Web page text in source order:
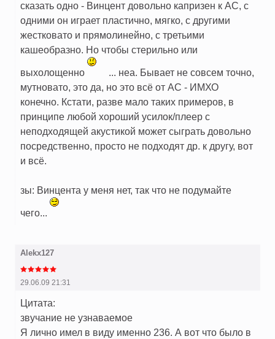
сказать одно - Винцент довольно капризен к АС, с
одними он играет пластично, мягко, с другими
жестковато и прямолинейно, с третьими
кашеобразно. Но чтобы стерильно или
выхолощенно
... неа. Бывает не совсем точно,
мутновато, это да, но это всё от АС - ИМХО
конечно. Кстати, разве мало таких примеров, в
принципе любой хороший усилок/плеер с
неподходящей акустикой может сыграть довольно
посредственно, просто не подходят др. к другу, вот
и всё.
зы: Винцента у меня нет, так что не подумайте
чего...
Alekx127
29.06.09 21:31
Цитата:
звучание не узнаваемое
Я лично имел в виду именно 236. А вот что было в